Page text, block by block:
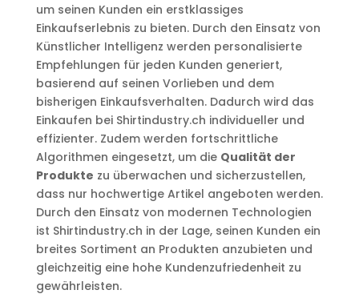
um seinen Kunden ein erstklassiges
Einkaufserlebnis zu bieten. Durch den Einsatz von
Künstlicher Intelligenz werden personalisierte
Empfehlungen für jeden Kunden generiert,
basierend auf seinen Vorlieben und dem
bisherigen Einkaufsverhalten. Dadurch wird das
Einkaufen bei Shirtindustry.ch individueller und
effizienter. Zudem werden fortschrittliche
Algorithmen eingesetzt, um die Qualität der
Produkte zu überwachen und sicherzustellen,
dass nur hochwertige Artikel angeboten werden.
Durch den Einsatz von modernen Technologien
ist Shirtindustry.ch in der Lage, seinen Kunden ein
breites Sortiment an Produkten anzubieten und
gleichzeitig eine hohe Kundenzufriedenheit zu
gewährleisten.